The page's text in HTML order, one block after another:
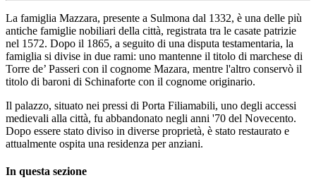
La famiglia Mazzara, presente a Sulmona dal 1332, è una delle più
antiche famiglie nobiliari della città, registrata tra le casate patrizie
nel 1572. Dopo il 1865, a seguito di una disputa testamentaria, la
famiglia si divise in due rami: uno mantenne il titolo di marchese di
Torre de’ Passeri con il cognome Mazara, mentre l'altro conservò il
titolo di baroni di Schinaforte con il cognome originario.
Il palazzo, situato nei pressi di Porta Filiamabili, uno degli accessi
medievali alla città, fu abbandonato negli anni '70 del Novecento.
Dopo essere stato diviso in diverse proprietà, è stato restaurato e
attualmente ospita una residenza per anziani.
In questa sezione